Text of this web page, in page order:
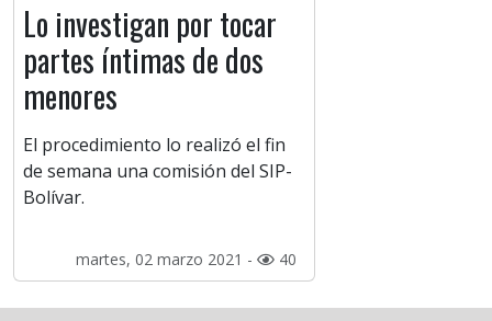
Lo investigan por tocar
partes íntimas de dos
menores
El procedimiento lo realizó el fin
de semana una comisión del SIP-
Bolívar.
martes, 02 marzo 2021 - 40